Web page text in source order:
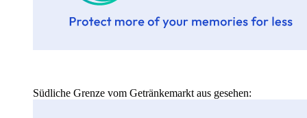
Südliche Grenze vom Getränkemarkt aus gesehen: